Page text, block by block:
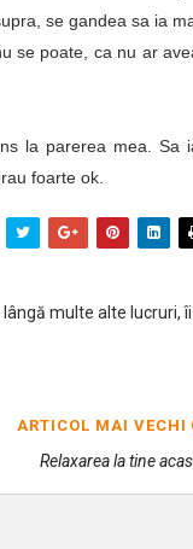
se gandea sa ia
se poate, ca nu ar
la parerea mea. Sa
foarte ok.
multe alte lucruri, îi
ARTICOL MAI VECHI
Relaxarea la tine